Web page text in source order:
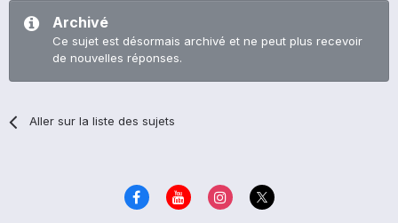
Archivé
Ce sujet est désormais archivé et ne peut plus recevoir
de nouvelles réponses.
Aller sur la liste des sujets